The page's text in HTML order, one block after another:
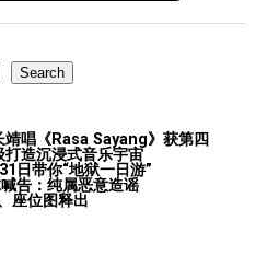
Search
唱《Rasa Sayang》获第四
造沉浸式音乐宇宙
日带你“地狱一日游”
告：纯属恶意造谣
座位图释出